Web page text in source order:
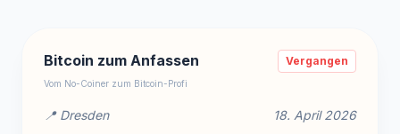
Bitcoin zum Anfassen
Vom No-Coiner zum Bitcoin-Profi
Vergangen
📍 Dresden 18. April 2026